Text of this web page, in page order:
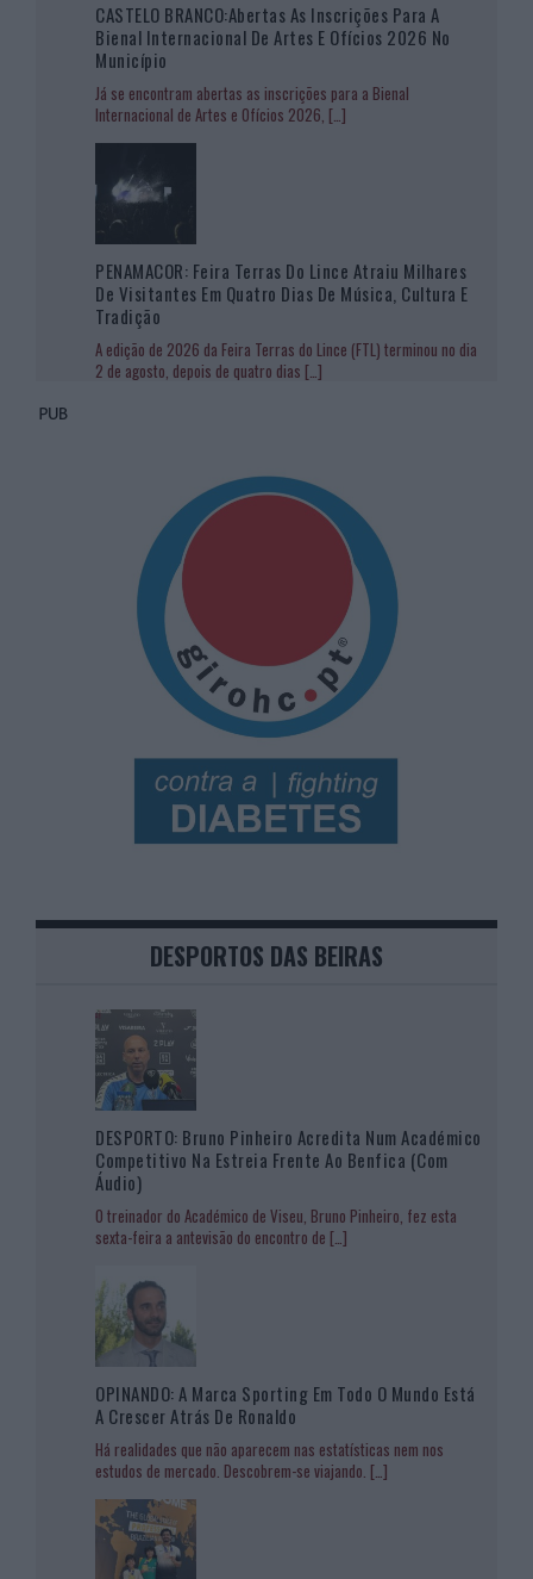
CASTELO BRANCO:Abertas As Inscrições Para A
Bienal Internacional De Artes E Ofícios 2026 No
Município
Já se encontram abertas as inscrições para a Bienal
Internacional de Artes e Ofícios 2026, […]
PENAMACOR: Feira Terras Do Lince Atraiu Milhares
De Visitantes Em Quatro Dias De Música, Cultura E
Tradição
A edição de 2026 da Feira Terras do Lince (FTL) terminou no dia
2 de agosto, depois de quatro dias […]
DESPORTOS DAS BEIRAS
DESPORTO: Bruno Pinheiro Acredita Num Académico
Competitivo Na Estreia Frente Ao Benfica (com
Áudio)
O treinador do Académico de Viseu, Bruno Pinheiro, fez esta
sexta-feira a antevisão do encontro de […]
OPINANDO: A Marca Sporting Em Todo O Mundo Está
A Crescer Atrás De Ronaldo
Há realidades que não aparecem nas estatísticas nem nos
estudos de mercado. Descobrem-se viajando. […]